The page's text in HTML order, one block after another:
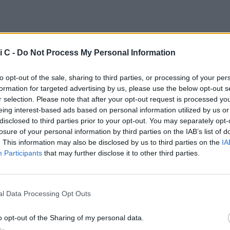
C - Do Not Process My Personal Information
opt-out of the sale, sharing to third parties, or processing of your
for targeted advertising by us, please use the below opt-out
selection. Please note that after your opt-out request is processed
interest-based ads based on personal information utilized by us
to third parties prior to your opt-out. You may separately
of your personal information by third parties on the IAB’s list of
This information may also be disclosed by us to third parties on the
Participants that may further disclose it to other third parties.
Data Processing Opt Outs
opt-out of the Sharing of my personal data.
in pochi. Prendere ispirazione, potendo anche rubare
a "Tikus", ma la svolta è arrivata quando ha
gli allenamenti con lui: una sorta di master
una posizione molto privilegiata.
il talento classe 2007 ricorda per certi versi il
fisica c'è tutta, 188 centimetri per l'italiano
figlio di Lilian. In più, i due sono simili per il modo in
la profondità, o per la potenza nella progressione,
piace molto anche
nerazzurre.